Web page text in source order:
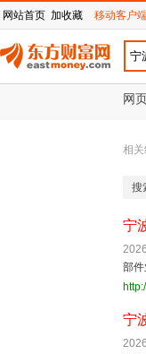
网
相关
搜
宁
部
宁
网站首页 加收藏 移动客户